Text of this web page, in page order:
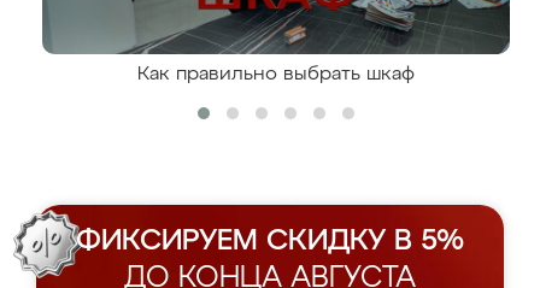
Как правильно выбрать шкаф
ФИКСИРУЕМ СКИДКУ В 5%
ДО КОНЦА АВГУСТА